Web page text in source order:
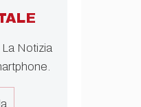
Notizia